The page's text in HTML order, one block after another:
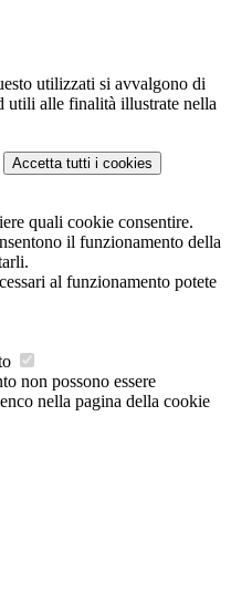
utilizzati si avvalgono di
utili alle finalità illustrate nella
Accetta tutti i cookies
quali cookie consentire.
il funzionamento della
al funzionamento potete
non possono essere
nella pagina della cookie